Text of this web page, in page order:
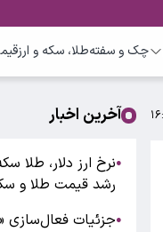
چک و سفتهطلا، سکه و ارز
آخرین اخبار
●
رشد قیمت طلا و
●جزئیات فعال‌سازی